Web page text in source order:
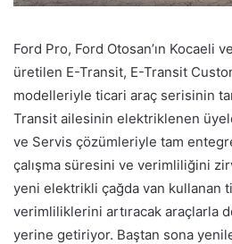
Ford Pro, Ford Otosan’ın Kocaeli
üretilen E-Transit, E-Transit
modelleriyle ticari araç serisinin
Transit ailesinin elektriklenen
ve Servis çözümleriyle tam
çalışma süresini ve verimliliğini
yeni elektrikli çağda van kullanan
verimliliklerini artıracak araçlarla
yerine getiriyor. Baştan sona